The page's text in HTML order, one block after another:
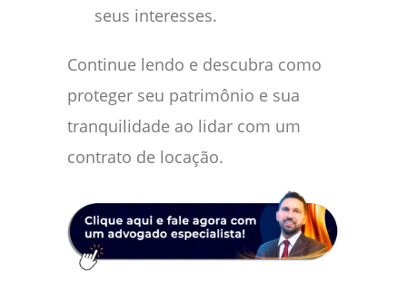
seus interesses.
Continue lendo e descubra como
proteger seu patrimônio e sua
tranquilidade ao lidar com um
contrato de locação.